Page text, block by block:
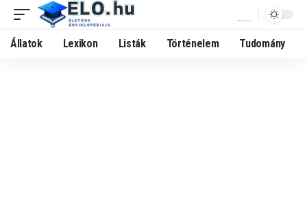
Állatok Lexikon Listák Történelem Tudomány